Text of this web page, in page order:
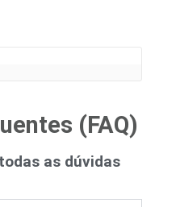
(FAQ)
as dúvidas